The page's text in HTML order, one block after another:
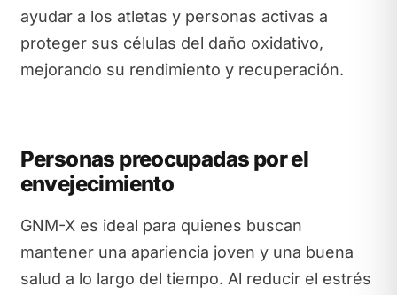
ayudar a los atletas y personas activas a
proteger sus células del daño oxidativo,
mejorando su rendimiento y recuperación.
Personas preocupadas por el
envejecimiento
GNM-X es ideal para quienes buscan
mantener una apariencia joven y una buena
salud a lo largo del tiempo. Al reducir el estrés